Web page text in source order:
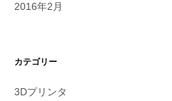
2016年2月
カテゴリー
3Dプリンタ